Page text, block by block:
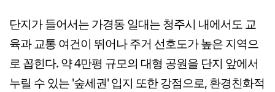
단지가 들어서는 가경동 일대는 청주시 내에서도 교
육과 교통 여건이 뛰어나 주거 선호도가 높은 지역으
로 꼽힌다. 약 4만평 규모의 대형 공원을 단지 앞에서
누릴 수 있는 '숲세권' 입지 또한 강점으로, 환경친화적